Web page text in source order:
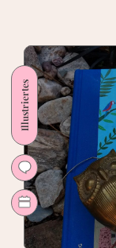
wenn
es
von
Illustriertes